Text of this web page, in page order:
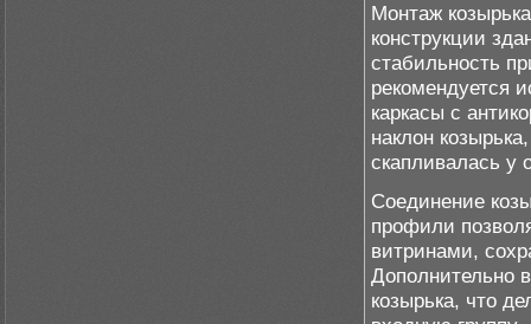
Монтаж
конструкции
стабильность
рекомендуется
каркасы с
наклон
скапливалась у
Соединение
профили
витринами,
Дополнительно
козырька, что